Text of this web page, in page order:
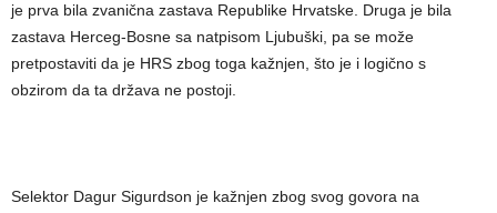
je prva bila zvanična zastava Republike Hrvatske. Druga je bila
zastava Herceg-Bosne sa natpisom Ljubuški, pa se može
pretpostaviti da je HRS zbog toga kažnjen, što je i logično s
obzirom da ta država ne postoji.
Selektor Dagur Sigurdson je kažnjen zbog svog govora na